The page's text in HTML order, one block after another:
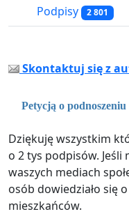
Podpisy 2 801
Skontaktuj się z
Petycją o
Dziękuję wszystkim
o 2 tys podpisów.
waszych mediach
osób dowiedziało się
mieszkańców.